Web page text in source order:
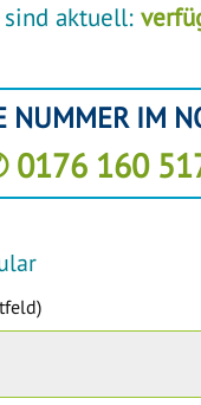
aktuell:
NUMMER IM
0176 160